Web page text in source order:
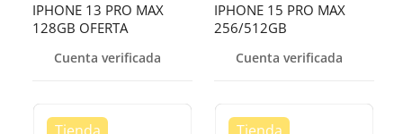
IPHONE 13 PRO MAX
128GB OFERTA
Cuenta verificada
IPHONE 15 PRO MAX
256/512GB
OFERTA
Cuenta verificada